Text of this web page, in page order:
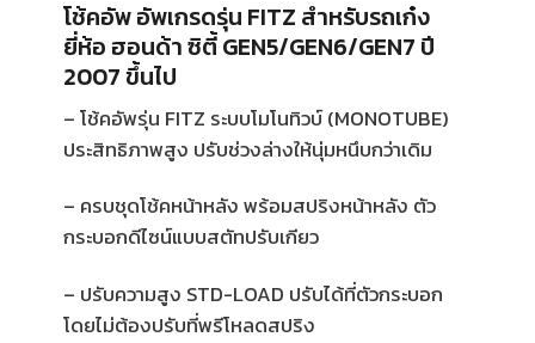
โช้คอัพ อัพเกรดรุ่น FITZ สำหรับรถเก๋ง
ยี่ห้อ ฮอนด้า ซิตี้ GEN5/GEN6/GEN7 ปี
2007 ขึ้นไป
– โช้คอัพรุ่น FITZ ระบบโมโนทิวบ์(MONOTUBE)
ประสิทธิภาพสูง ปรับช่วงล่างให้นุ่มหนึบกว่าเดิม
– ครบชุดโช้คหน้าหลัง พร้อมสปริงหน้าหลัง ตัว
กระบอกดีไซน์แบบสตัทปรับเกียว
– ปรับความสูง STD-LOAD ปรับได้ที่ตัวกระบอก
โดยไม่ต้องปรับที่พรีโหลดสปริง